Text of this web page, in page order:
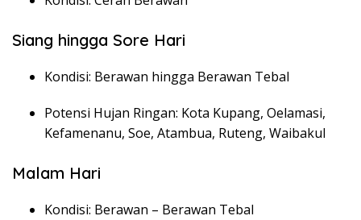
Siang hingga Sore Hari
Kondisi: Berawan hingga Berawan Tebal
Potensi Hujan Ringan: Kota Kupang, Oelamasi,
Kefamenanu, Soe, Atambua, Ruteng, Waibakul
Malam Hari
Kondisi: Berawan – Berawan Tebal